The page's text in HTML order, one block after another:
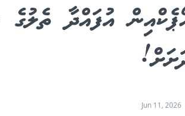
އުފައްދާ
Jun 11, 2026